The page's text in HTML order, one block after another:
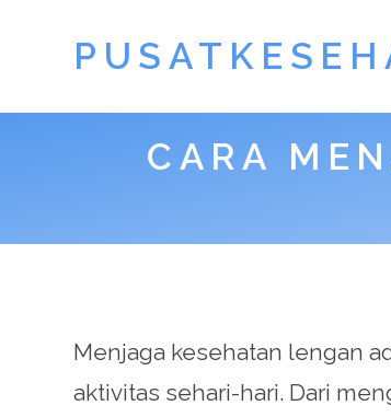
CARA
Menjaga kesehatan lengan
aktivitas sehari-hari. Dari